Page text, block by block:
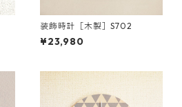
装飾時計［木製］S702
¥23,980